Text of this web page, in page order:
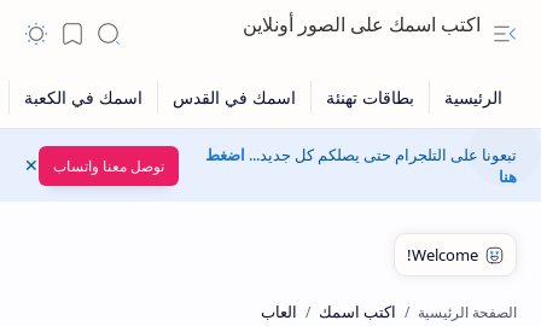
اكتب اسمك على الصور أونلاين
تبعونا على التلجرام حتى يصلكم كل جديد... اضغط
هنا
توصل معنا واتساب
الصفحة الرئيسية اكتب اسمك العاب